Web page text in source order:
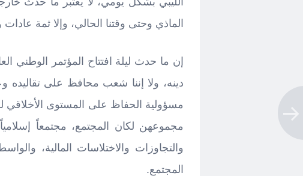
الماذي وحتى وقتنا الحالي، وإلا ثمة عادات
إن ما حدث ليلة افتتاح المؤتمر الوطني
دينه، ولا إننا شعب محافظ على تقاليده
مسؤولية الحفاظ على المستوى الأخلاقي
مجموعهن لكان المجتمع، مجتمعاً
والتجاوزات والاختلاسات المالية،
المجتمع.